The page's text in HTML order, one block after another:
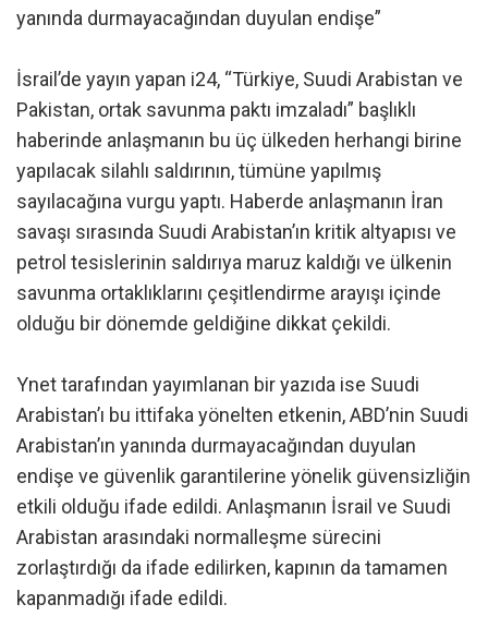
yanında durmayacağından duyulan endişe”
İsrail’de yayın yapan i24, “Türkiye, Suudi Arabistan ve
Pakistan, ortak savunma paktı imzaladı” başlıklı
haberinde anlaşmanın bu üç ülkeden herhangi birine
yapılacak silahlı saldırının, tümüne yapılmış
sayılacağına vurgu yaptı. Haberde anlaşmanın İran
savaşı sırasında Suudi Arabistan’ın kritik altyapısı ve
petrol tesislerinin saldırıya maruz kaldığı ve ülkenin
savunma ortaklıklarını çeşitlendirme arayışı içinde
olduğu bir dönemde geldiğine dikkat çekildi.
Ynet tarafından yayımlanan bir yazıda ise Suudi
Arabistan’ı bu ittifaka yönelten etkenin, ABD’nin Suudi
Arabistan’ın yanında durmayacağından duyulan
endişe ve güvenlik garantilerine yönelik güvensizliğin
etkili olduğu ifade edildi. Anlaşmanın İsrail ve Suudi
Arabistan arasındaki normalleşme sürecini
zorlaştırdığı da ifade edilirken, kapının da tamamen
kapanmadığı ifade edildi.